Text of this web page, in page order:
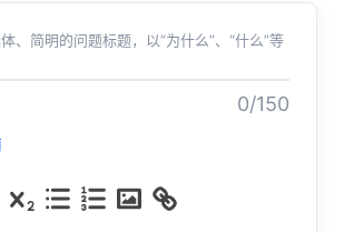
、简明的问题标题，以“为什么”、“什么”等
0/150